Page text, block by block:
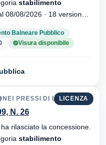
stabilimento
Balneare Pubblico
Visura disponibile
LICENZA
NEI PRESSI DI LA PINETA
N. 26
rilasciato la concessione.
stabilimento